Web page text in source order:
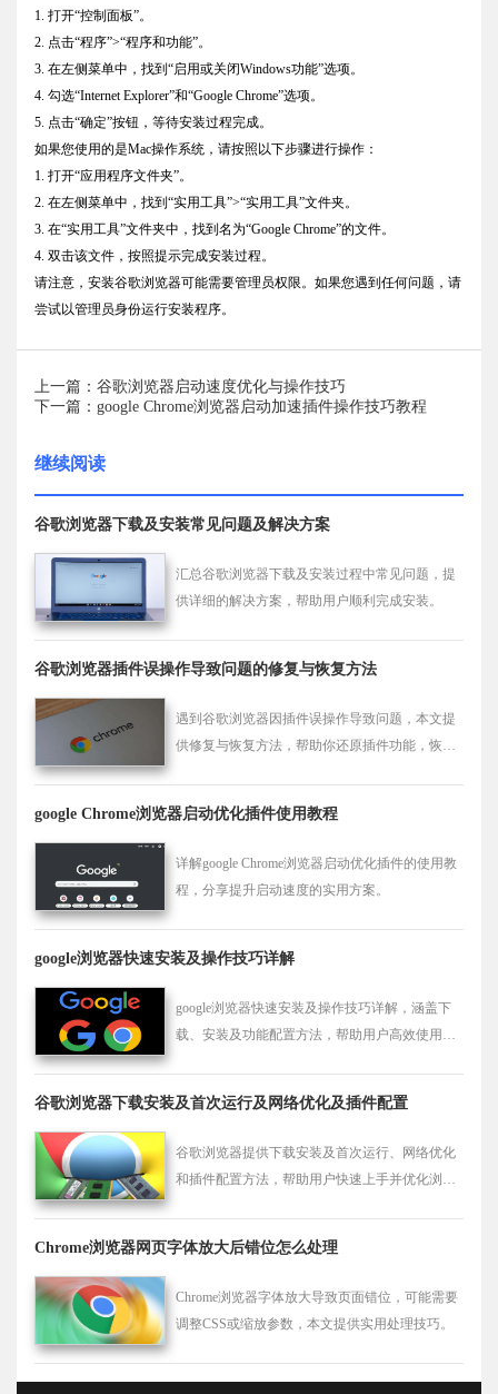
1. 打开“控制面板”。
2. 点击“程序”>“程序和功能”。
3. 在左侧菜单中，找到“启用或关闭Windows功能”选项。
4. 勾选“Internet Explorer”和“Google Chrome”选项。
5. 点击“确定”按钮，等待安装过程完成。
如果您使用的是Mac操作系统，请按照以下步骤进行操作：
1. 打开“应用程序文件夹”。
2. 在左侧菜单中，找到“实用工具”>“实用工具”文件夹。
3. 在“实用工具”文件夹中，找到名为“Google Chrome”的文件。
4. 双击该文件，按照提示完成安装过程。
请注意，安装谷歌浏览器可能需要管理员权限。如果您遇到任何问题，请
尝试以管理员身份运行安装程序。
上一篇：谷歌浏览器启动速度优化与操作技巧
下一篇：google Chrome浏览器启动加速插件操作技巧教程
继续阅读
谷歌浏览器下载及安装常见问题及解决方案
汇总谷歌浏览器下载及安装过程中常见问题，提
供详细的解决方案，帮助用户顺利完成安装。
谷歌浏览器插件误操作导致问题的修复与恢复方法
遇到谷歌浏览器因插件误操作导致问题，本文提
供修复与恢复方法，帮助你还原插件功能，恢复
google Chrome浏览器启动优化插件使用教程
详解google Chrome浏览器启动优化插件的使用教
程，分享提升启动速度的实用方案。
google浏览器快速安装及操作技巧详解
google浏览器快速安装及操作技巧详解，涵盖下
载、安装及功能配置方法，帮助用户高效使用浏
谷歌浏览器下载安装及首次运行及网络优化及插件配置
谷歌浏览器提供下载安装及首次运行、网络优化
和插件配置方法，帮助用户快速上手并优化浏览
Chrome浏览器网页字体放大后错位怎么处理
Chrome浏览器字体放大导致页面错位，可能需要
调整CSS或缩放参数，本文提供实用处理技巧。